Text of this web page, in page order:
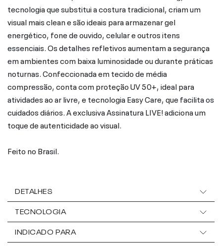
tecnologia que substitui a costura tradicional, criam um
visual mais clean e são ideais para armazenar gel
energético, fone de ouvido, celular e outros itens
essenciais. Os detalhes refletivos aumentam a segurança
em ambientes com baixa luminosidade ou durante práticas
noturnas. Confeccionada em tecido de média
compressão, conta com proteção UV 50+, ideal para
atividades ao ar livre, e tecnologia Easy Care, que facilita os
cuidados diários. A exclusiva Assinatura LIVE! adiciona um
toque de autenticidade ao visual.
Feito no Brasil.
DETALHES
TECNOLOGIA
INDICADO PARA